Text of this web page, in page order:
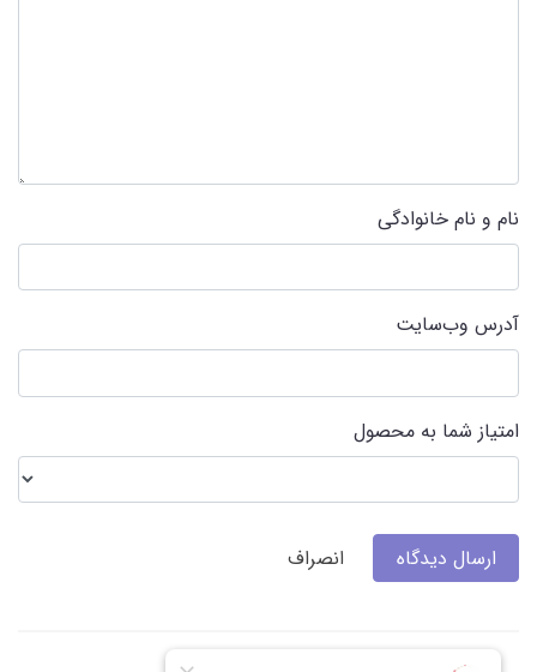
نام و نام خانوادگی
آدرس وب‌سایت
امتیاز شما به محصول
ارسال دیدگاه انصراف